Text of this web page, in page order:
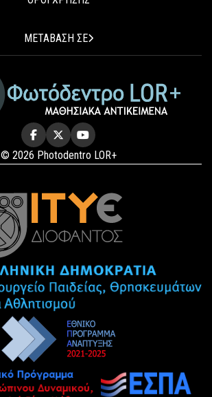
ΜΕΤΑΒΑΣΗ ΣΕ
© 2026 Photodentro LOR+